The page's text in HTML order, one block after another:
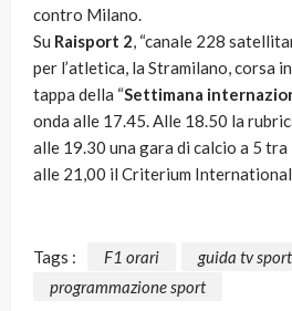
contro Milano.
Su Raisport 2, “canale 228
per l’atletica, la Stramilano, corsa
tappa della “Settimana
onda alle 17.45. Alle 18.50 la
alle 19.30 una gara di calcio a 5 tra
alle 21,00 il Criterium
Tags : F1 orari guida tv sport
programmazione sport